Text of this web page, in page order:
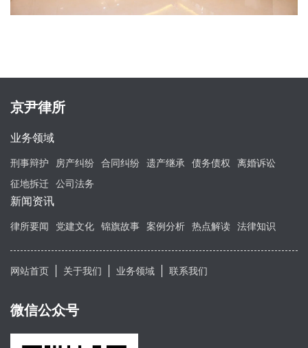
京尹律所
业务领域
刑事辩护 房产纠纷 合同纠纷 遗产继承 债务债权
离婚诉讼
征地拆迁
公司法务
新闻资讯
律所要闻 党建文化 锦旗故事 案例分析 热点解读 法律知识
网站首页 关于我们 业务领域 联系我们
微信公众号